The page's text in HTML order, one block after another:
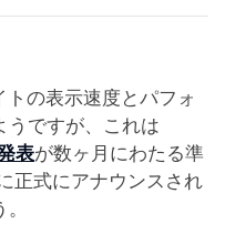
の表示速度とパフォ
うですが、これは
表が数ヶ月にわたる準
正式にアナウンスされ